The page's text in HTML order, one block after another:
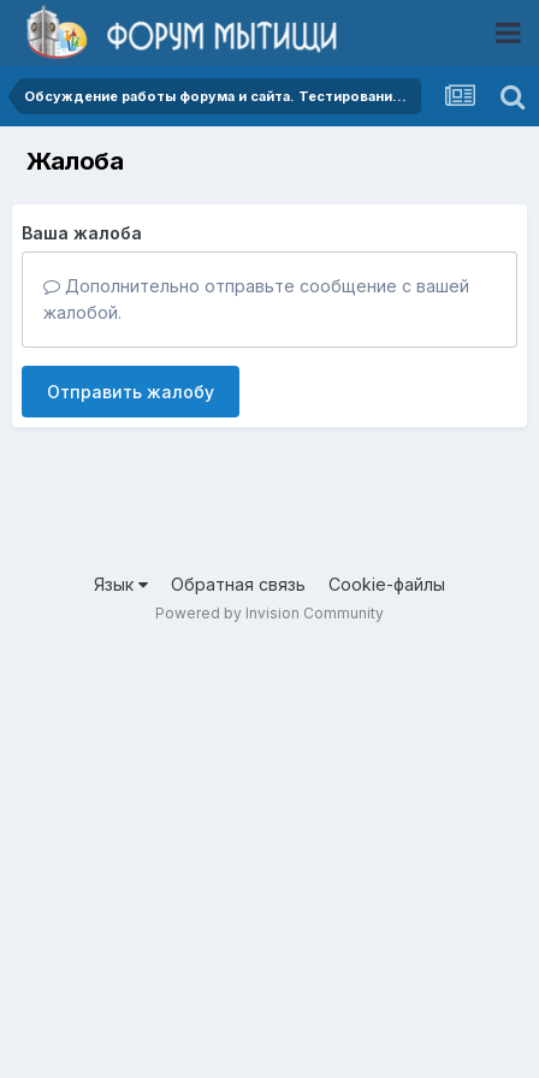
Обсуждение работы форума и сайта. Тестирование работы форума.
Жалоба
Ваша жалоба
Дополнительно отправьте сообщение с вашей
жалобой.
Отправить жалобу
Язык Обратная связь Cookie-файлы
Powered by Invision Community